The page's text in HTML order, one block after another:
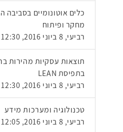
כלים אוטונומיים בסביבה
מחקר ופיתוח
רביעי, 8 ביוני 2016, 12:30
תוצאות עסקיות מהירות
בתפיסת LEAN
רביעי, 8 ביוני 2016, 12:30
טכנולוגיה ומערכות מידע
רביעי, 8 ביוני 2016, 12:05